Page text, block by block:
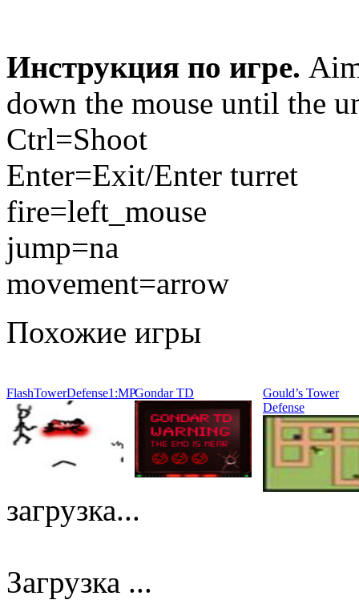
Инструкция по игре.
down the mouse until the
Ctrl=Shoot
Enter=Exit/Enter turret
fire=left_mouse
jump=na
movement=arrow
Похожие игры
FlashTowerDefense1:MPGondar TD
Gould’s Tower
Defense
загрузка...
Загрузка ...